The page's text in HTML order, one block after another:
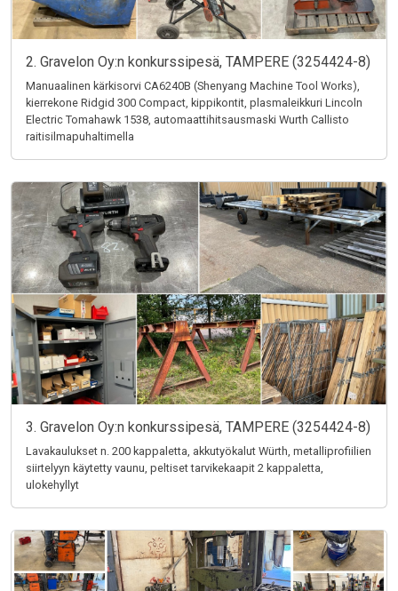
2. Gravelon Oy:n konkurssipesä, TAMPERE (3254424-8)
Manuaalinen kärkisorvi CA6240B (Shenyang Machine Tool Works),
kierrekone Ridgid 300 Compact, kippikontit, plasmaleikkuri Lincoln
Electric Tomahawk 1538, automaattihitsausmaski Wurth Callisto
raitisilmapuhaltimella
3. Gravelon Oy:n konkurssipesä, TAMPERE (3254424-8)
Lavakaulukset n. 200 kappaletta, akkutyökalut Würth, metalliprofiilien
siirtelyyn käytetty vaunu, peltiset tarvikekaapit 2 kappaletta,
ulokehyllyt